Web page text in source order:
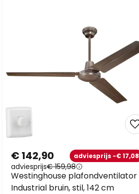
Westinghouse plafondventilator
Industrial bruin, stil, 142 cm
€ 142,90 adviesprijs -€ 17,08
adviesprijs€ 159,98